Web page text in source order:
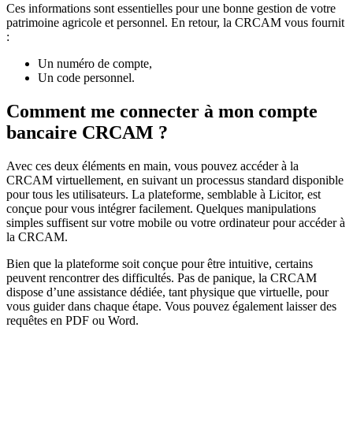
Ces informations sont essentielles pour une bonne gestion de votre
patrimoine agricole et personnel. En retour, la CRCAM vous fournit
:
Un numéro de compte,
Un code personnel.
Comment me connecter à mon compte
bancaire CRCAM ?
Avec ces deux éléments en main, vous pouvez accéder à la
CRCAM virtuellement, en suivant un processus standard disponible
pour tous les utilisateurs. La plateforme, semblable à Licitor, est
conçue pour vous intégrer facilement. Quelques manipulations
simples suffisent sur votre mobile ou votre ordinateur pour accéder à
la CRCAM.
Bien que la plateforme soit conçue pour être intuitive, certains
peuvent rencontrer des difficultés. Pas de panique, la CRCAM
dispose d’une assistance dédiée, tant physique que virtuelle, pour
vous guider dans chaque étape. Vous pouvez également laisser des
requêtes en PDF ou Word.